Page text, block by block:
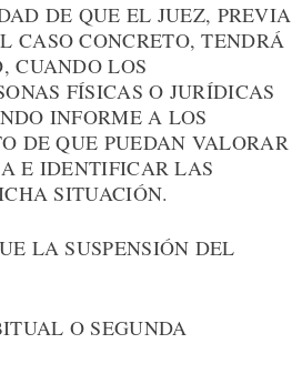
DE QUE EL JUEZ, PREVIA
CASO CONCRETO, TENDRÁ
CUANDO LOS
FÍSICAS O JURÍDICAS
INFORME A LOS
DE QUE PUEDAN VALORAR
E IDENTIFICAR LAS
SITUACIÓN.
LA SUSPENSIÓN DEL
O SEGUNDA